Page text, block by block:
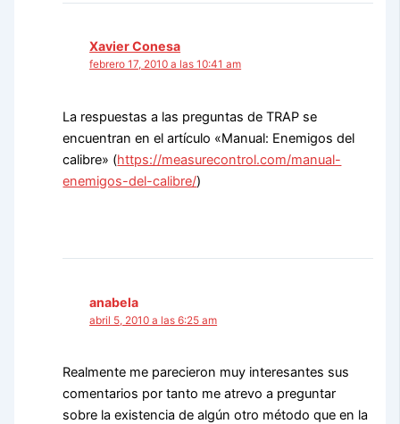
Xavier Conesa
febrero 17, 2010 a las 10:41 am
La respuestas a las preguntas de TRAP se
encuentran en el artículo «Manual: Enemigos del
calibre» (https://measurecontrol.com/manual-
enemigos-del-calibre/)
anabela
abril 5, 2010 a las 6:25 am
Realmente me parecieron muy interesantes sus
comentarios por tanto me atrevo a preguntar
sobre la existencia de algún otro método que en la